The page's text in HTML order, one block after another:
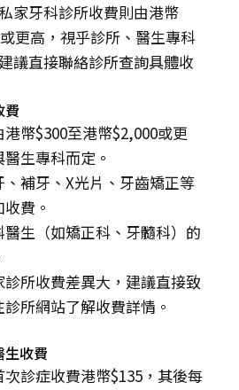
家牙科診所收費則由港幣
更高，視乎診所、醫生專科
議直接聯絡診所查詢具體收
費
幣$300至港幣$2,000或更
生專科而定。
補牙、X光片、牙齒矯正等
費。
生（如矯正科、牙髓科）的
所收費差異大，建議直接致
所網站了解收費詳情。
生收費
診症收費港幣$135，其後每